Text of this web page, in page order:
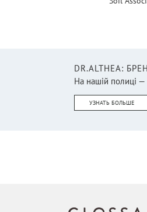
DR.ALTHEA:
На нашій полиці —
УЗНАТЬ БОЛЬШЕ